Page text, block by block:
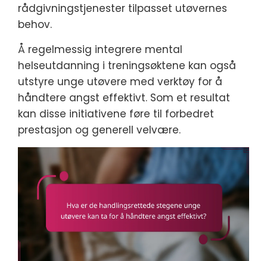
rådgivningstjenester tilpasset utøvernes
behov.
Å regelmessig integrere mental
helseutdanning i treningsøktene kan også
utstyre unge utøvere med verktøy for å
håndtere angst effektivt. Som et resultat
kan disse initiativene føre til forbedret
prestasjon og generell velvære.